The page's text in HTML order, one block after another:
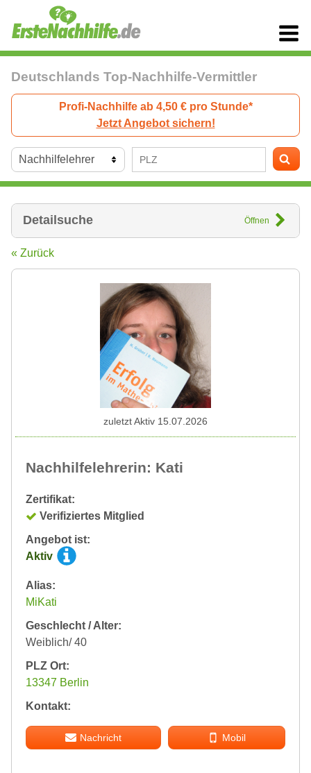
Deutschlands Top-Nachhilfe-Vermittler
Profi-Nachhilfe ab 4,50 € pro Stunde*
Jetzt Angebot sichern!
Detailsuche Öffnen
« Zurück
Nachhilfelehrerin: Kati
Zertifikat:
Verifiziertes Mitglied
Angebot ist:
Aktiv
Alias:
MiKati
Geschlecht / Alter:
Weiblich/ 40
PLZ Ort:
13347 Berlin
Kontakt:
Nachricht Mobil
zuletzt Aktiv 15.07.2026